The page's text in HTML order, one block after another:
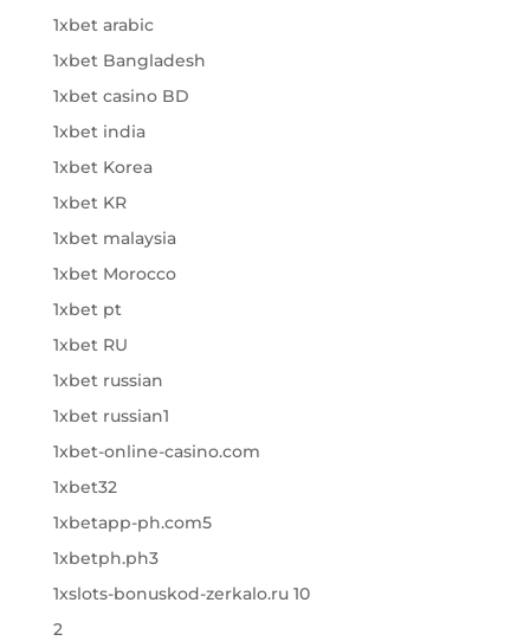
1xbet arabic
1xbet Bangladesh
1xbet casino BD
1xbet india
1xbet Korea
1xbet KR
1xbet malaysia
1xbet Morocco
1xbet pt
1xbet RU
1xbet russian
1xbet russian1
1xbet-online-casino.com
1xbet32
1xbetapp-ph.com5
1xbetph.ph3
1xslots-bonuskod-zerkalo.ru 10
2